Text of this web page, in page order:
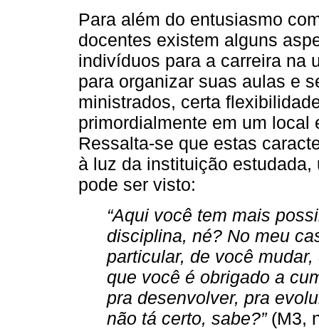
Para além do entusiasmo
docentes existem alguns
indivíduos para a carreira na
para organizar suas aulas e
ministrados, certa
primordialmente em um
Ressalta-se que estas
à luz da instituição
pode ser visto:
“Aqui você tem mais
disciplina, né? No meu
particular, de você
que você é obrigado a
pra desenvolver, pra
não tá certo, sabe?”(M3,